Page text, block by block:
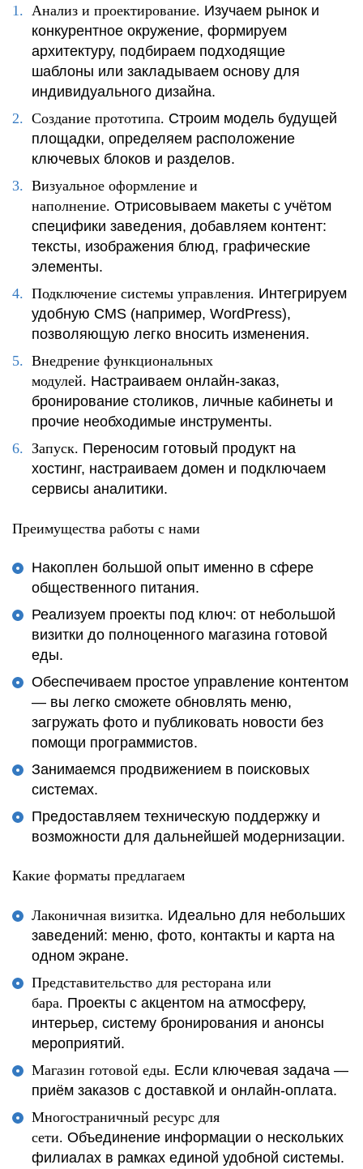
Анализ и проектирование. Изучаем рынок и
конкурентное окружение, формируем
архитектуру, подбираем подходящие
шаблоны или закладываем основу для
индивидуального дизайна.
Создание прототипа. Строим модель будущей
площадки, определяем расположение
ключевых блоков и разделов.
Визуальное оформление и
наполнение. Отрисовываем макеты с учётом
специфики заведения, добавляем контент:
тексты, изображения блюд, графические
элементы.
Подключение системы управления. Интегрируем
удобную CMS (например, WordPress),
позволяющую легко вносить изменения.
Внедрение функциональных
модулей. Настраиваем онлайн-заказ,
бронирование столиков, личные кабинеты и
прочие необходимые инструменты.
Запуск. Переносим готовый продукт на
хостинг, настраиваем домен и подключаем
сервисы аналитики.
Преимущества работы с нами
Накоплен большой опыт именно в сфере
общественного питания.
Реализуем проекты под ключ: от небольшой
визитки до полноценного магазина готовой
еды.
Обеспечиваем простое управление контентом
— вы легко сможете обновлять меню,
загружать фото и публиковать новости без
помощи программистов.
Занимаемся продвижением в поисковых
системах.
Предоставляем техническую поддержку и
возможности для дальнейшей модернизации.
Какие форматы предлагаем
Лаконичная визитка. Идеально для небольших
заведений: меню, фото, контакты и карта на
одном экране.
Представительство для ресторана или
бара. Проекты с акцентом на атмосферу,
интерьер, систему бронирования и анонсы
мероприятий.
Магазин готовой еды. Если ключевая задача —
приём заказов с доставкой и онлайн-оплата.
Многостраничный ресурс для
сети. Объединение информации о нескольких
филиалах в рамках единой удобной системы.